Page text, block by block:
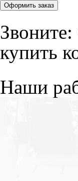
Оформить заказ
Звоните:
купить
Наши